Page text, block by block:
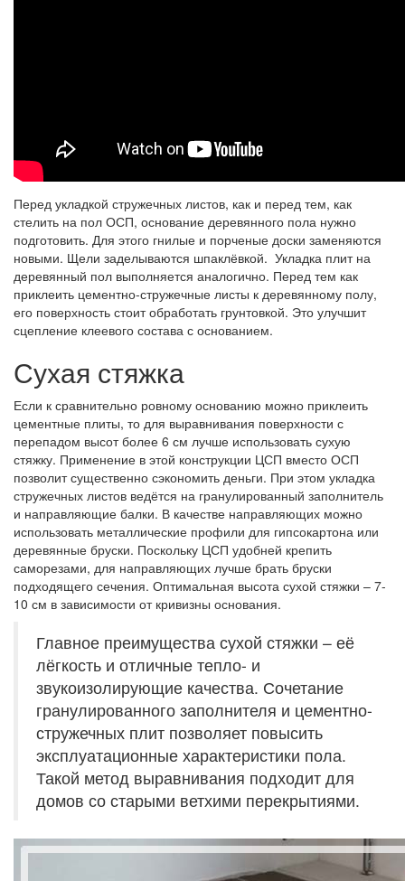
Перед укладкой стружечных листов, как и перед тем, как
стелить на пол ОСП, основание деревянного пола нужно
подготовить. Для этого гнилые и порченые доски заменяются
новыми. Щели заделываются шпаклёвкой. Укладка плит на
деревянный пол выполняется аналогично. Перед тем как
приклеить цементно-стружечные листы к деревянному полу,
его поверхность стоит обработать грунтовкой. Это улучшит
сцепление клеевого состава с основанием.
Сухая стяжка
Если к сравнительно ровному основанию можно приклеить
цементные плиты, то для выравнивания поверхности с
перепадом высот более 6 см лучше использовать сухую
стяжку. Применение в этой конструкции ЦСП вместо ОСП
позволит существенно сэкономить деньги. При этом укладка
стружечных листов ведётся на гранулированный заполнитель
и направляющие балки. В качестве направляющих можно
использовать металлические профили для гипсокартона или
деревянные бруски. Поскольку ЦСП удобней крепить
саморезами, для направляющих лучше брать бруски
подходящего сечения. Оптимальная высота сухой стяжки – 7-
10 см в зависимости от кривизны основания.
Главное преимущества сухой стяжки – её
лёгкость и отличные тепло- и
звукоизолирующие качества. Сочетание
гранулированного заполнителя и цементно-
стружечных плит позволяет повысить
эксплуатационные характеристики пола.
Такой метод выравнивания подходит для
домов со старыми ветхими перекрытиями.